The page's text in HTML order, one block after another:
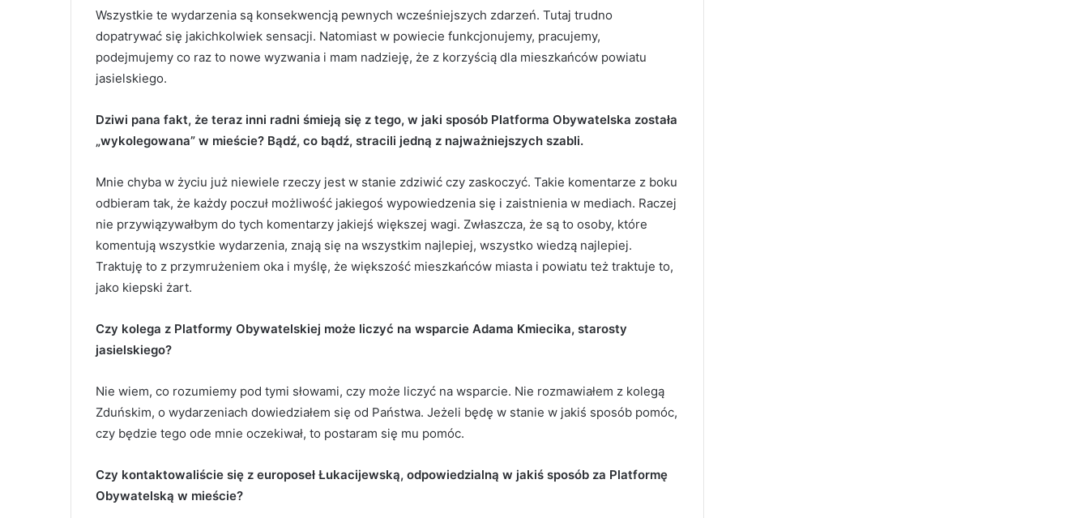
Wszystkie te wydarzenia są konsekwencją pewnych wcześniejszych zdarzeń. Tutaj trudno
dopatrywać się jakichkolwiek sensacji. Natomiast w powiecie funkcjonujemy, pracujemy,
podejmujemy co raz to nowe wyzwania i mam nadzieję, że z korzyścią dla mieszkańców powiatu
jasielskiego.
Dziwi pana fakt, że teraz inni radni śmieją się z tego, w jaki sposób Platforma Obywatelska została
„wykolegowana” w mieście? Bądź, co bądź, stracili jedną z najważniejszych szabli.
Mnie chyba w życiu już niewiele rzeczy jest w stanie zdziwić czy zaskoczyć. Takie komentarze z boku
odbieram tak, że każdy poczuł możliwość jakiegoś wypowiedzenia się i zaistnienia w mediach. Raczej
nie przywiązywałbym do tych komentarzy jakiejś większej wagi. Zwłaszcza, że są to osoby, które
komentują wszystkie wydarzenia, znają się na wszystkim najlepiej, wszystko wiedzą najlepiej.
Traktuję to z przymrużeniem oka i myślę, że większość mieszkańców miasta i powiatu też traktuje to,
jako kiepski żart.
Czy kolega z Platformy Obywatelskiej może liczyć na wsparcie Adama Kmiecika, starosty
jasielskiego?
Nie wiem, co rozumiemy pod tymi słowami, czy może liczyć na wsparcie. Nie rozmawiałem z kolegą
Zduńskim, o wydarzeniach dowiedziałem się od Państwa. Jeżeli będę w stanie w jakiś sposób pomóc,
czy będzie tego ode mnie oczekiwał, to postaram się mu pomóc.
Czy kontaktowaliście się z europoseł Łukacijewską, odpowiedzialną w jakiś sposób za Platformę
Obywatelską w mieście?